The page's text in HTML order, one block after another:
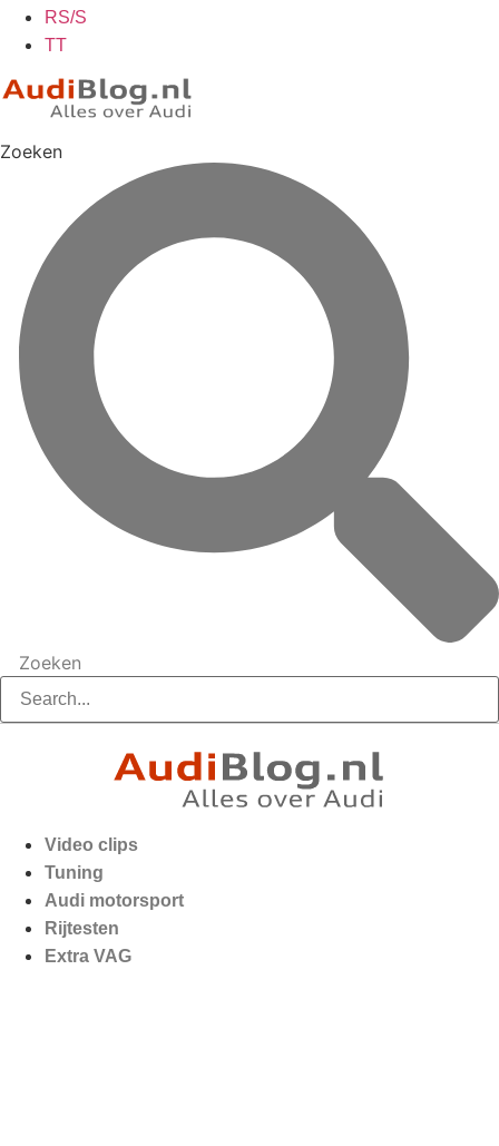
RS/S
TT
Zoeken
Zoeken
Video clips
Tuning
Audi motorsport
Rijtesten
Extra VAG